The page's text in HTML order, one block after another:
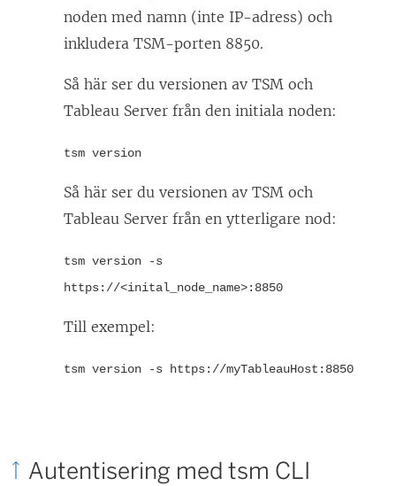
t
f
n
s
t
r
)
noden med namn (inte IP-adress) och
inkludera TSM-porten 8850.
Så här ser du versionen av TSM och
Tableau Server från den initiala noden:
tsm version
Så här ser du versionen av TSM och
Tableau Server från en ytterligare nod:
tsm version -s
https://<inital_node_name>:8850
Till exempel:
tsm version -s https://myTableauHost:8850
Autentisering med tsm CLI